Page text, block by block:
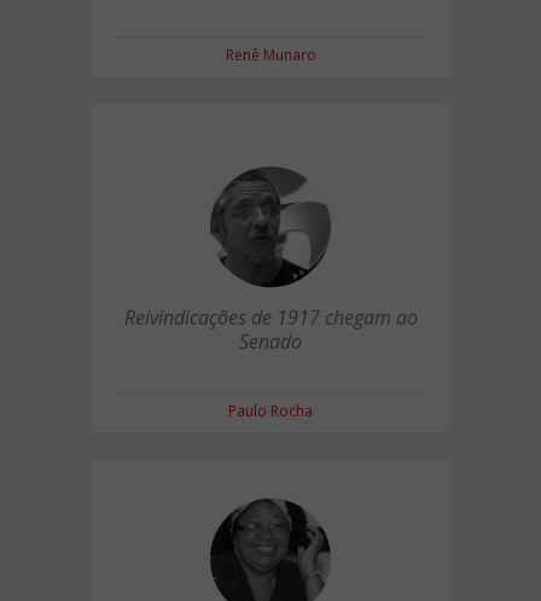
Renê Munaro
Reivindicações de 1917 chegam ao
Senado
Paulo Rocha